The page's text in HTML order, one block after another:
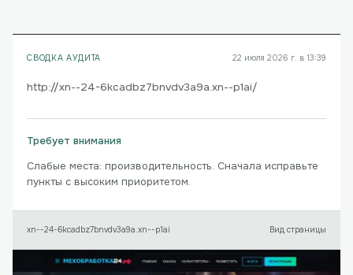
СВОДКА АУДИТА 22 июля 2026 г. в 13:39
http://xn--24-6kcadbz7bnvdv3a9a.xn--p1ai/
Требует внимания
Слабые места: производительность. Сначала исправьте
пункты с высоким приоритетом.
xn--24-6kcadbz7bnvdv3a9a.xn--p1ai Вид страницы